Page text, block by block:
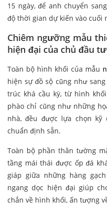
15 ngày, để anh chuyển
độ thời gian dự kiến vào cuối
Chiêm ngưỡng mẫu
hiện đại của chủ đầu tư
Toàn bộ hình khối của mẫu
hiện sự đồ sộ cũng như
trúc khá cầu kỳ, từ hình
phào chỉ cũng như những
nhà, đều được lựa chọn
chuẩn định sẵn.
Toàn bộ phần thân tường
tầng mái thái được ốp đá
giáp giữa những hàng
ngang dọc hiện đại giúp
chắn về hình khối, ấn tượng